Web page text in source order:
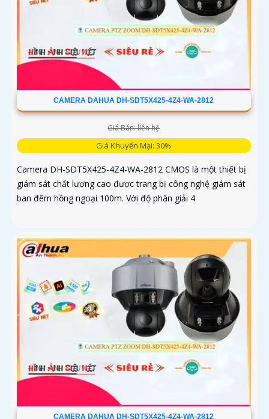
CAMERA DAHUA DH-SDT5X425-4Z4-WA-2812
Giá Bán: liên hệ
Giá Khuyến Mại: 30%
Camera DH-SDT5X425-4Z4-WA-2812 CMOS là một thiết bị
giám sát chất lượng cao được trang bị công nghệ giám sát
ban đêm hồng ngoại 100m. Với độ phân giải 4
CAMERA DAHUA DH-SDT5X425-4Z4-WA-2812